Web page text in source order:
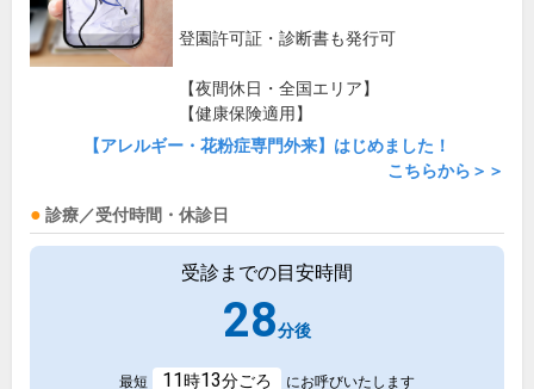
登園許可証・診断書も発行可
【夜間休日・全国エリア】
【健康保険適用】
【アレルギー・花粉症専門外来】はじめました！
こちらから＞＞
診療／受付時間・休診日
受診までの目安時間
28分後
最短 11時13分ごろ にお呼びいたします